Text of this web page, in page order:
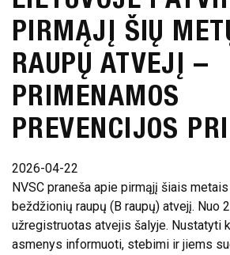
ADMINISTRACINĖ
INFORMACIJA
PASLAUGOS
ATVIRI
DUOMENYS
ASMENS
DUOMENŲ
APSAUGA
NUORODOS
PIRMĄJĮ ŠIŲ
RAUPŲ ATVEJĮ –
PRIMENAMOS
PREVENCIJOS
2026-04-22
NVSC praneša apie pirmąjį šiais
beždžionių raupų (B raupų) atvejį. Nuo
užregistruotas atvejis šalyje. Nustatyti
asmenys informuoti, stebimi ir jiems